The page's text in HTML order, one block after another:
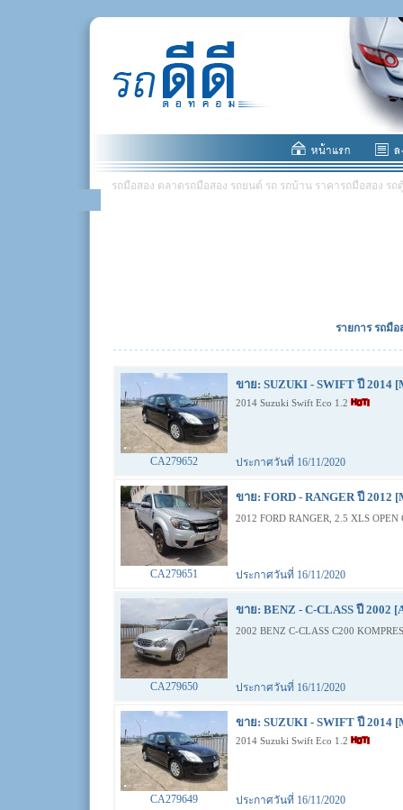
รถมือสอง ตลาดรถมือสอง รถยนต์ รถ รถบ้าน ราคารถมือสอง รถ
รายการ รถมื
ขาย: SUZUKI - SWIFT ปี 2014
2014 Suzuki Swift Eco 1.2
CA279652 ประกาศวันที่ 16/11/2020
ขาย: FORD - RANGER ปี 2012
2012 FORD RANGER, 2.5 XLS
CA279651 ประกาศวันที่ 16/11/2020
ขาย: BENZ - C-CLASS ปี 2002
2002 BENZ C-CLASS C200
CA279650 ประกาศวันที่ 16/11/2020
ขาย: SUZUKI - SWIFT ปี 2014
2014 Suzuki Swift Eco 1.2
CA279649 ประกาศวันที่ 16/11/2020